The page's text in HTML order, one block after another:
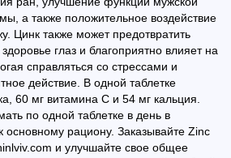
а также положительное воздействие
Цинк также может предотвратить
глаз и благоприятно влияет на
справляться со стрессами и
действие. В одной таблетке
60 мг витамина С и 54 мг кальция.
по одной таблетке в день в
основному рациону. Заказывайте Zinc
и улучшайте свое общее